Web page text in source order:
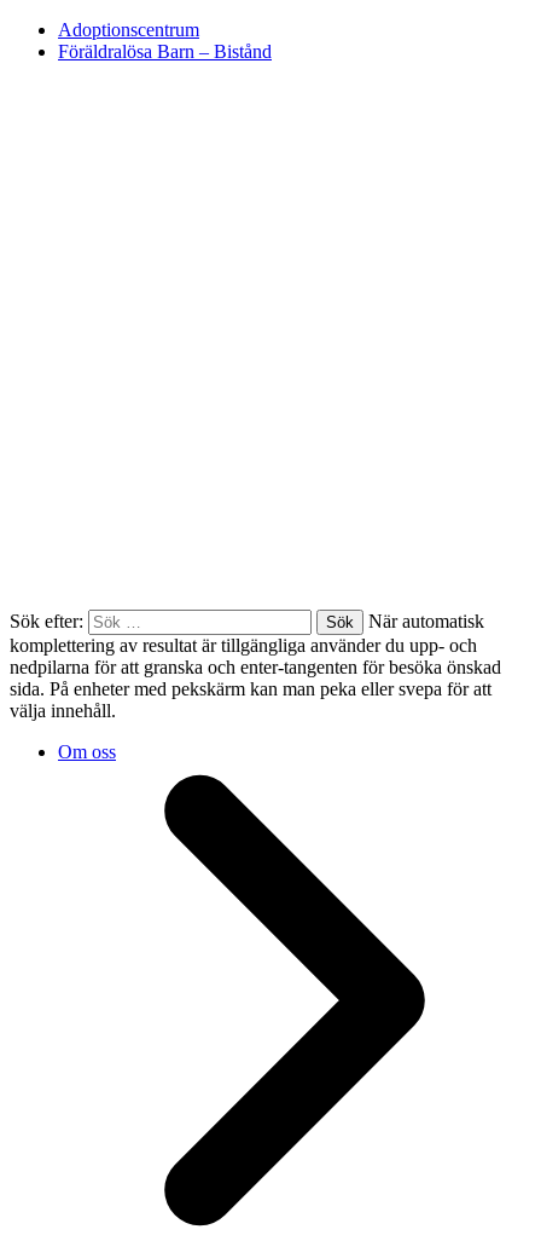
Adoptionscentrum
Föräldralösa Barn – Bistånd
Sök efter:
När automatisk
komplettering av resultat är tillgängliga använder du upp- och
nedpilarna för att granska och enter-tangenten för besöka önskad
sida. På enheter med pekskärm kan man peka eller svepa för att
välja innehåll.
Om oss